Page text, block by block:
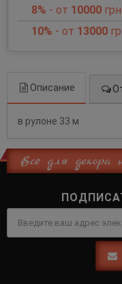
8% - от 10000 грн
10% - от 13000
Описание
в рулоне 33 м
Всё для декора